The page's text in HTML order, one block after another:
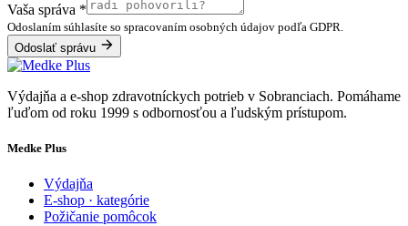
Vaša správa *
Odoslaním súhlasíte so spracovaním osobných údajov podľa GDPR.
Odoslať správu
Výdajňa a e-shop zdravotníckych potrieb v Sobranciach. Pomáhame
ľuďom od roku 1999 s odbornosťou a ľudským prístupom.
Medke Plus
Výdajňa
E-shop · kategórie
Požičanie pomôcok